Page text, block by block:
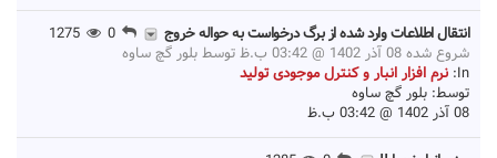
انتقال اطلاعات وارد شده از برگ درخواست به حواله خروج
0
شروع شده 08 آذر 1402 @ 03:42 ب.ظ توسط
بلور گچ ساوه
In: نرم افزار انبار و کنترل موجودی تولید
توسط: بلور گچ ساوه
08 آذر 1402 @ 03:42 ب.ظ